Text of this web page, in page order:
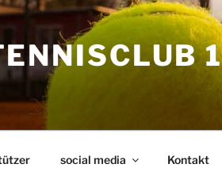
social media Kontakt